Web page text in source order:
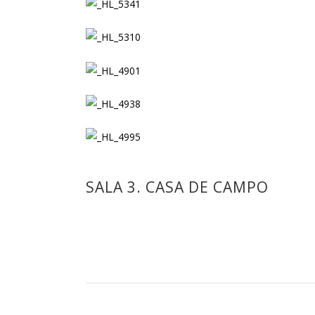
SALA 3. CASA DE CAMPO